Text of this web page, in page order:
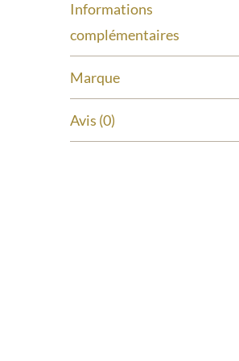
Informations
complémentaires
Marque
Avis (0)